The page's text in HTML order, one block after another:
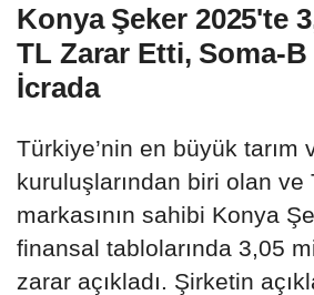
Konya Şeker 2025'te
TL Zarar Etti, Soma-
İcrada
Türkiye’nin en büyük tarım
kuruluşlarından biri olan ve
markasının sahibi Konya
finansal tablolarında 3,05
zarar açıkladı. Şirketin